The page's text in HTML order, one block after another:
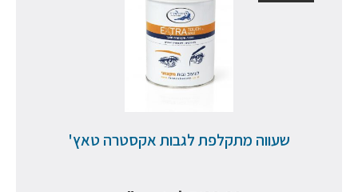
שעווה מתקלפת לגבות אקסטרה טאץ'